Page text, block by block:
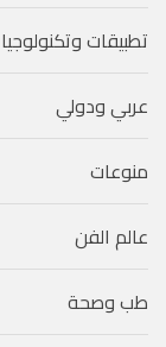
تطبيقات وتكنولوجيا
عربي ودولي
منوعات
عالم الفن
طب وصحة